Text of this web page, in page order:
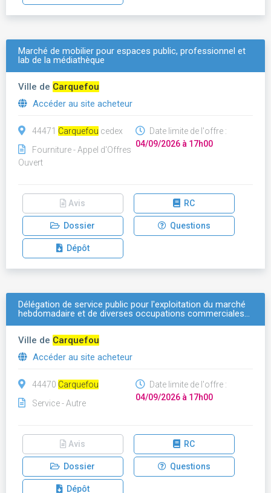
Marché de mobilier pour espaces public, professionnel et
lab de la médiathèque
Ville de Carquefou
Accéder au site acheteur
44471 Carquefou cedex
Fourniture - Appel d'Offres
Ouvert
Date limite de l'offre :
04/09/2026 à 17h00
Avis RC
Dossier Questions
Dépôt
Délégation de service public pour l'exploitation du marché
hebdomadaire et de diverses occupations commerciales…
Ville de Carquefou
Accéder au site acheteur
44470 Carquefou
Service - Autre
Date limite de l'offre :
04/09/2026 à 17h00
Avis RC
Dossier Questions
Dépôt